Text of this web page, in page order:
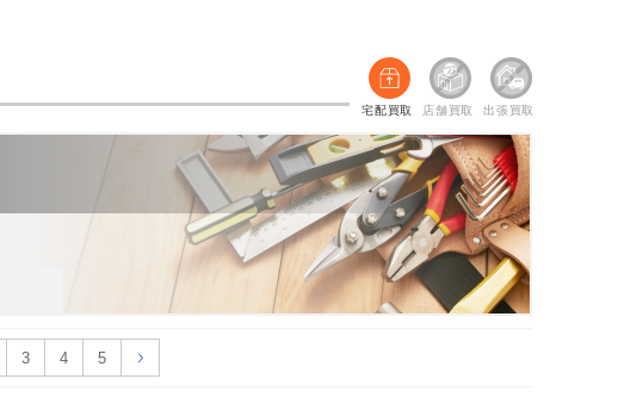
宅配買取 店舗買取 出張買取
3 4 5